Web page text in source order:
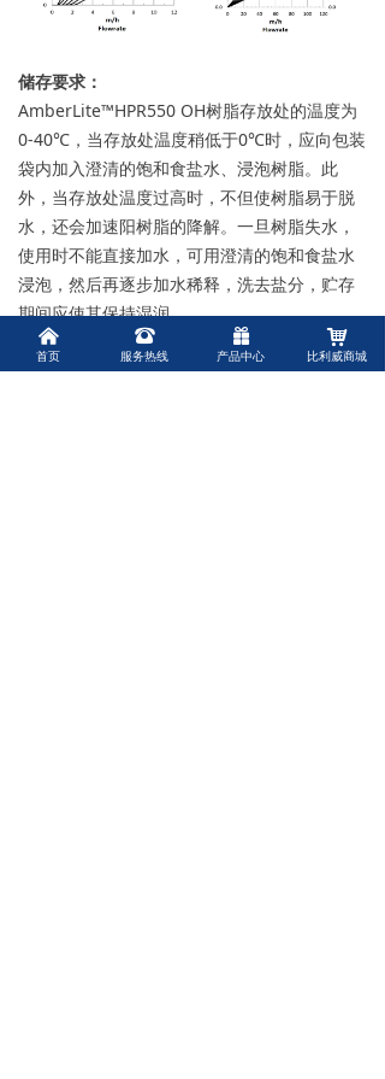
储存要求：
AmberLite™HPR550 OH树脂存放处的温度为
0-40℃，当存放处温度稍低于0℃时，应向包装
袋内加入澄清的饱和食盐水、浸泡树脂。此
外，当存放处温度过高时，不但使树脂易于脱
水，还会加速阳树脂的降解。一旦树脂失水，
使用时不能直接加水，可用澄清的饱和食盐水
浸泡，然后再逐步加水稀释，洗去盐分，贮存
期间应使其保持湿润。
使用注意事项：
낀
首页
뀰
服务热线
끣
产品中心
낙
比利威商城